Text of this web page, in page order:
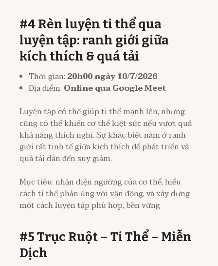
#4 Rèn luyện ti thể qua
luyện tập: ranh giới giữa
kích thích & quá tải
Thời gian:20h00 ngày 10/7/2026
Địa điểm: Online qua Google Meet
Luyện tập có thể giúp ti thể mạnh lên, nhưng
cũng có thể khiến cơ thể kiệt sức nếu vượt quá
khả năng thích nghi. Sự khác biệt nằm ở ranh
giới rất tinh tế giữa kích thích để phát triển và
quá tải dẫn đến suy giảm.
Mục tiêu: nhận diện ngưỡng của cơ thể, hiểu
cách ti thể phản ứng với vận động, và xây dựng
một cách luyện tập phù hợp, bền vững
#5 Trục Ruột – Ti Thể – Miễn
Dịch